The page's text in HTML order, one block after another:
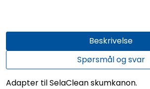
Beskrivelse
Spørsmål og svar
Adapter til SelaClean skumkanon.